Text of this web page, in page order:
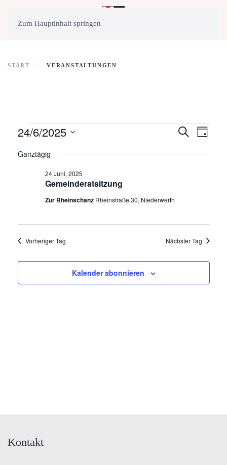
Zum Hauptinhalt springen
START VERANSTALTUNGEN
Veranstaltungen
für
Juni,
2025
Such-
Suche
Tag
24/6/2025
wählen.
Ganztägig
Gemeinderatsitzung
24 Juni, 2025
Zur Rheinschanz Rheinstraße 30, Niederwerth
Vorheriger Tag Nächster Tag
Kalender abonnieren
Kontakt